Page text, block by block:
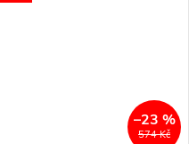
574 Kč
–23 %